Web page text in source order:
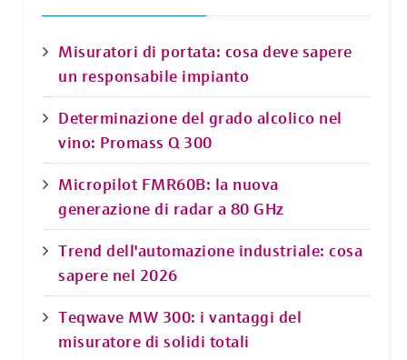
Misuratori di portata: cosa deve sapere
un responsabile impianto
Determinazione del grado alcolico nel
vino: Promass Q 300
Micropilot FMR60B: la nuova
generazione di radar a 80 GHz
Trend dell'automazione industriale: cosa
sapere nel 2026
Teqwave MW 300: i vantaggi del
misuratore di solidi totali